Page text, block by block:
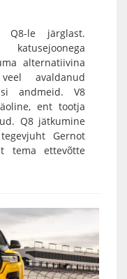
Q8-le järglast.
alternatiivina
avaldanud
andmeid. V8
ent tootja
Q8 jätkumine
Gernot
tema ettevõtte